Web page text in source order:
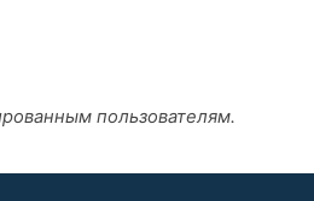
пользователям.